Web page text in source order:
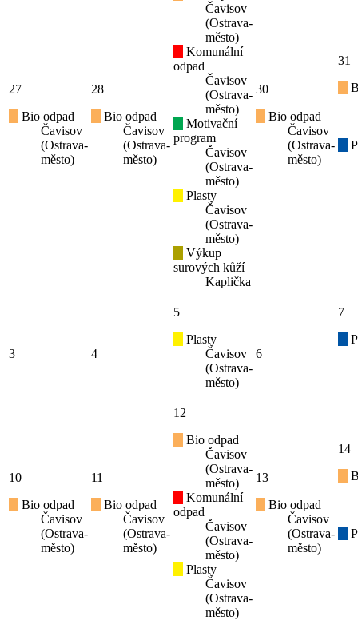
27
Bio odpad
Čavisov
(Ostrava-
město)
28
Bio odpad
Čavisov
(Ostrava-
město)
Čavisov
(Ostrava-
město)
Komunální
odpad
Čavisov
(Ostrava-
město)
Motivační
program
Čavisov
(Ostrava-
město)
Plasty
Čavisov
(Ostrava-
město)
Výkup
surových kůží
Kaplička
30
Bio odpad
Čavisov
(Ostrava-
město)
31
3 4
5
Plasty
Čavisov
(Ostrava-
město)
6
7
10
Bio odpad
Čavisov
(Ostrava-
město)
11
Bio odpad
Čavisov
(Ostrava-
město)
12
Bio odpad
Čavisov
(Ostrava-
město)
Komunální
odpad
Čavisov
(Ostrava-
město)
Plasty
Čavisov
(Ostrava-
město)
13
Bio odpad
Čavisov
(Ostrava-
město)
14